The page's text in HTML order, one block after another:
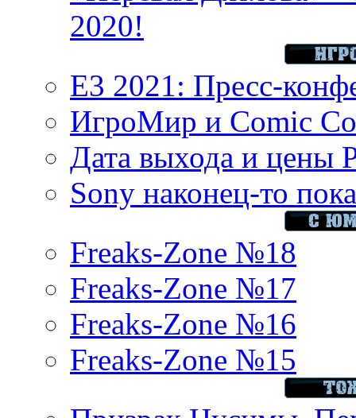
2020!
E3 2021: Пресс-
ИгроМир и Comic
Дата выхода и цены
Sony наконец-то
Freaks-Zone №18
Freaks-Zone №17
Freaks-Zone №16
Freaks-Zone №15